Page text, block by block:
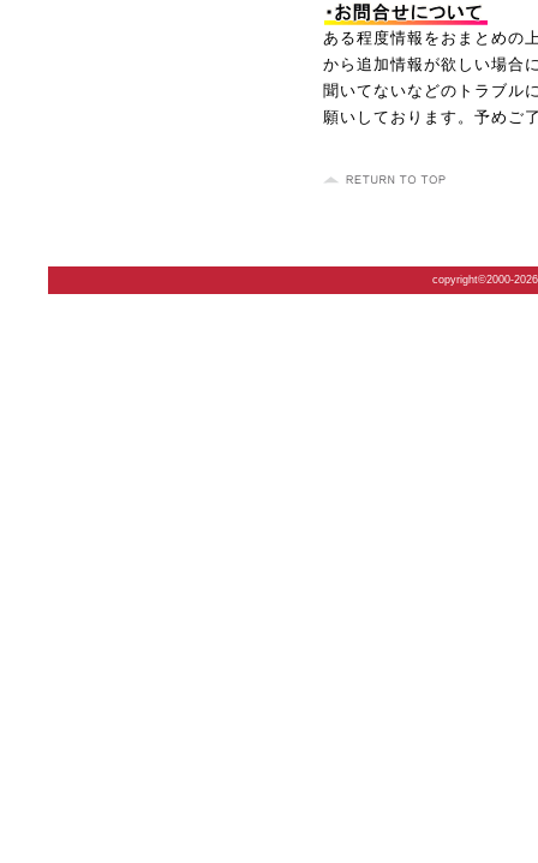
ある程度情報をおまとめの
から追加情報が欲しい場合
聞いてないなどのトラブル
願いしております。予めご
copyright©2000-